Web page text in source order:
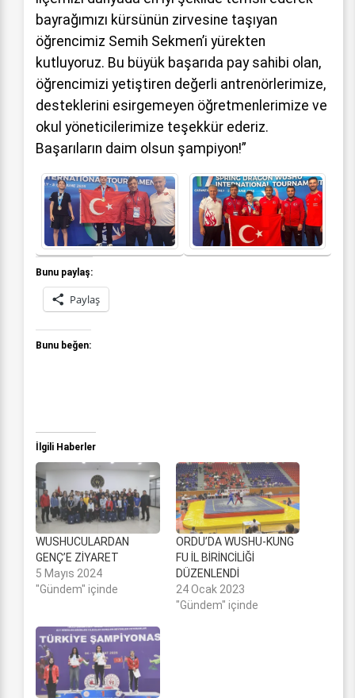
bayrağımızı kürsünün zirvesine taşıyan
öğrencimiz Semih Sekmen’i yürekten
kutluyoruz. Bu büyük başarıda pay sahibi olan,
öğrencimizi yetiştiren değerli antrenörlerimize,
desteklerini esirgemeyen öğretmenlerimize ve
okul yöneticilerimize teşekkür ederiz.
Başarıların daim olsun şampiyon!”
Bunu paylaş:
Paylaş
Bunu beğen:
İlgili Haberler
WUSHUCULARDAN
GENÇ’E ZİYARET
5 Mayıs 2024
"Gündem" içinde
ORDU’DA WUSHU-KUNG
FU İL BİRİNCİLİĞİ
DÜZENLENDİ
24 Ocak 2023
"Gündem" içinde